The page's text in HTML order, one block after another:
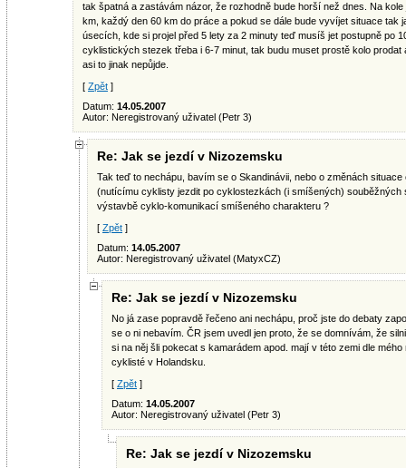
tak špatná a zastávám názor, že rozhodně bude horší než dnes. Na
km, každý den 60 km do práce a pokud se dále bude vyvíjet situace tak
úsecích, kde si projel před 5 lety za 2 minuty teď musíš jet postupně po
cyklistických stezek třeba i 6-7 minut, tak budu muset prostě kolo prodat
asi to jinak nepůjde.
[ Zpět ]
Datum: 14.05.2007
Autor: Neregistrovaný uživatel (Petr 3)
Re: Jak se jezdí v Nizozemsku
Tak teď to nechápu, bavím se o Skandinávii, nebo o změnách
(nutícímu cyklisty jezdit po cyklostezkách (i smíšených) souběžných
výstavbě cyklo-komunikací smíšeného charakteru ?
[ Zpět ]
Datum: 14.05.2007
Autor: Neregistrovaný uživatel (MatyxCZ)
Re: Jak se jezdí v Nizozemsku
No já zase popravdě řečeno ani nechápu, proč jste do debaty
se o ni nebavím. ČR jsem uvedl jen proto, že se domnívám, že
si na něj šli pokecat s kamarádem apod. mají v této zemi dle
cyklisté v Holandsku.
[ Zpět ]
Datum: 14.05.2007
Autor: Neregistrovaný uživatel (Petr 3)
Re: Jak se jezdí v Nizozemsku